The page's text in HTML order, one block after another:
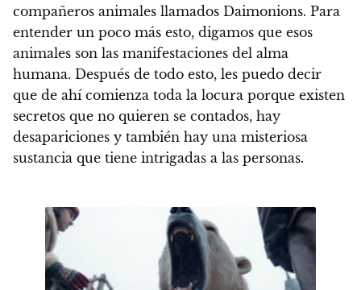
compañeros animales llamados Daimonions. Para
entender un poco más esto, digamos que esos
animales son las manifestaciones del alma
humana. Después de todo esto, les puedo decir
que de ahí comienza toda la locura porque existen
secretos que no quieren se contados, hay
desapariciones y también hay una misteriosa
sustancia que tiene intrigadas a las personas.